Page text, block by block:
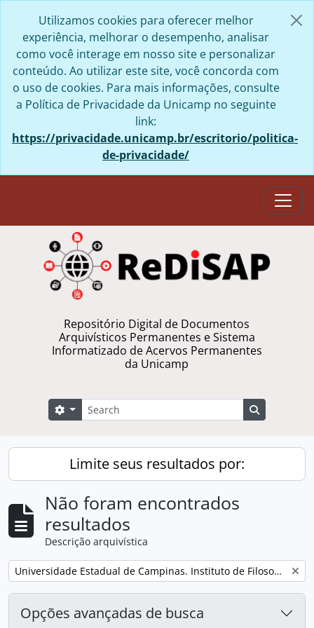
Utilizamos cookies para oferecer melhor
experiência, melhorar o desempenho, analisar
como você interage em nosso site e personalizar
conteúdo. Ao utilizar este site, você concorda com
o uso de cookies. Para mais informações, consulte
a Política de Privacidade da Unicamp no seguinte
link:
https://privacidade.unicamp.br/escritorio/politica-
de-privacidade/
Repositório Digital de Documentos
Arquivísticos Permanentes e Sistema
Informatizado de Acervos Permanentes
da Unicamp
Buscar
Opções de busca
Limite seus resultados por:
Não foram encontrados
resultados
Descrição arquivística
Remover filtro: Universidade Estadual de Campinas. Instituto de Filosofia e Ciências Humanas
Opções avançadas de busca